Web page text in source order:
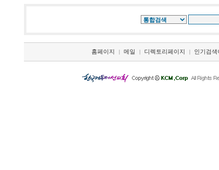
홈페이지 | 메일 | 디렉토리페이지 | 인기검색